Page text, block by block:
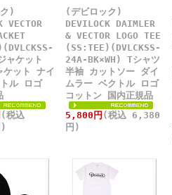
)
VECTOR
ケット
ケット ナイ
ル ロゴ
(税込
(デビロック)
DEVILOCK DAIMLER
& VECTOR LOGO TEE
(SS:TEE)(DVLCKSS-
24A-BK×WH) Tシャツ
半袖 カットソー ダイ
ムラー ベクトル ロゴ
コットン 国内正規品
5,800円 (税込 6,380
円)